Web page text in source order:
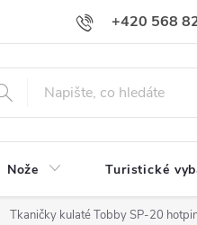
+420 568
Doprava a platba
Nože Turistické
Tkaničky kulaté Tobby SP-20